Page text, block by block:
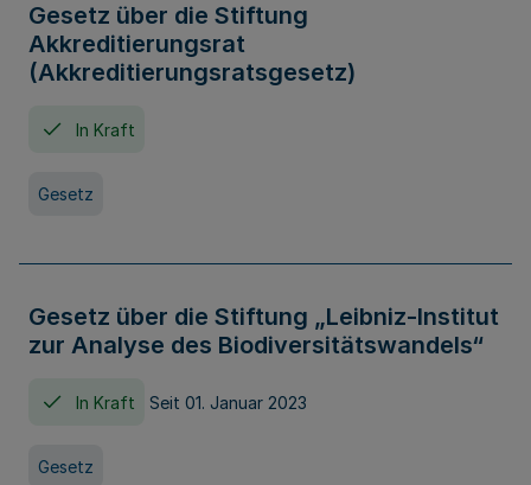
Gesetz über die Stiftung
Akkreditierungsrat
(Akkreditierungsratsgesetz)
In Kraft
Gesetz
Gesetz über die Stiftung „Leibniz-Institut
zur Analyse des Biodiversitätswandels“
In Kraft Seit 01. Januar 2023
Gesetz